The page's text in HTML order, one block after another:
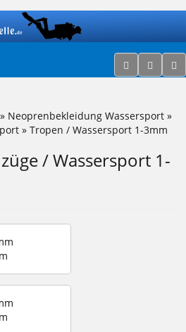
» Neoprenbekleidung Wassersport »
» Tropen / Wassersport 1-3mm
/ Wassersport 1-